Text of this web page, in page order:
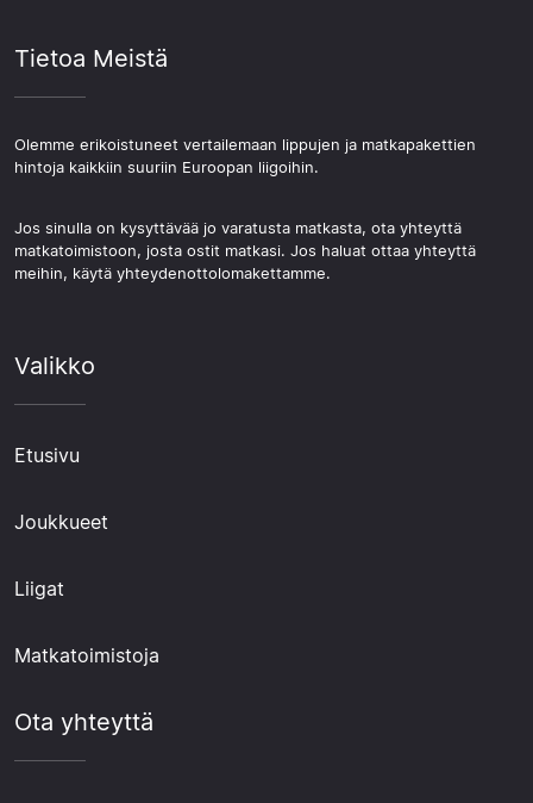
Tietoa Meistä
Olemme erikoistuneet vertailemaan lippujen ja matkapakettien
hintoja kaikkiin suuriin Euroopan liigoihin.
Jos sinulla on kysyttävää jo varatusta matkasta, ota yhteyttä
matkatoimistoon, josta ostit matkasi. Jos haluat ottaa yhteyttä
meihin, käytä yhteydenottolomakettamme.
Valikko
Etusivu
Joukkueet
Liigat
Matkatoimistoja
Ota yhteyttä